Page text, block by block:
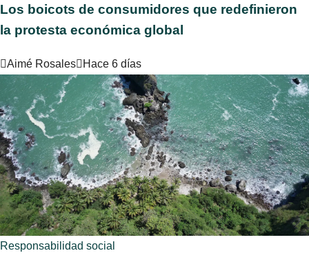
Los boicots de consumidores que redefinieron
la protesta económica global
Aimé Rosales Hace 6 días
Responsabilidad social